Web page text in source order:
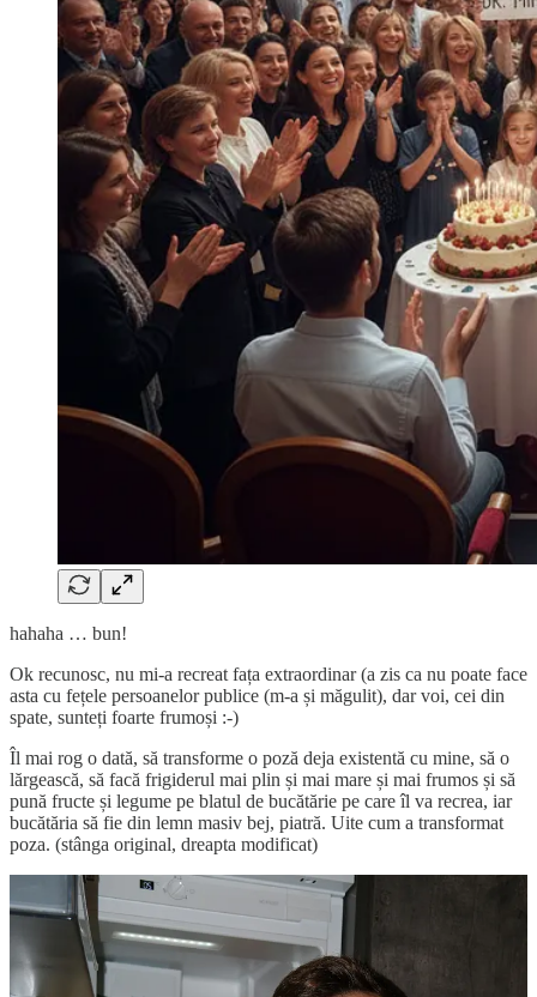
hahaha … bun!
Ok recunosc, nu mi-a recreat fața extraordinar (a zis ca nu poate face
asta cu fețele persoanelor publice (m-a și măgulit), dar voi, cei din
spate, sunteți foarte frumoși :-)
Îl mai rog o dată, să transforme o poză deja existentă cu mine, să o
lărgească, să facă frigiderul mai plin și mai mare și mai frumos și să
pună fructe și legume pe blatul de bucătărie pe care îl va recrea, iar
bucătăria să fie din lemn masiv bej, piatră. Uite cum a transformat
poza. (stânga original, dreapta modificat)